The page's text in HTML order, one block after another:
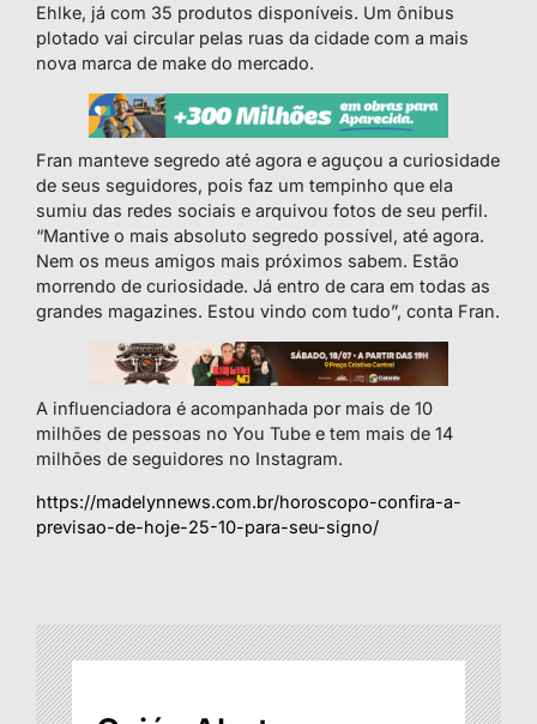
Ehlke, já com 35 produtos disponíveis. Um ônibus
plotado vai circular pelas ruas da cidade com a mais
nova marca de make do mercado.
Fran manteve segredo até agora e aguçou a curiosidade
de seus seguidores, pois faz um tempinho que ela
sumiu das redes sociais e arquivou fotos de seu perfil.
“Mantive o mais absoluto segredo possível, até agora.
Nem os meus amigos mais próximos sabem. Estão
morrendo de curiosidade. Já entro de cara em todas as
grandes magazines. Estou vindo com tudo”, conta Fran.
A influenciadora é acompanhada por mais de 10
milhões de pessoas no You Tube e tem mais de 14
milhões de seguidores no Instagram.
https://madelynnews.com.br/horoscopo-confira-a-
previsao-de-hoje-25-10-para-seu-signo/